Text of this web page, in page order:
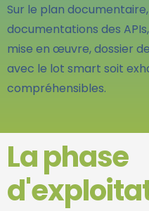
Sur le plan
documentations des
mise en œuvre, dossier
avec le lot smart soit
compréhensibles.
La phase